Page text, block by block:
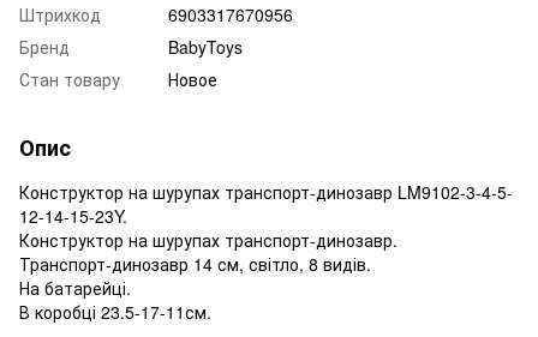
Штрихкод
6903317670956
Бренд
BabyToys
Стан товару
Новое
Опис
Конструктор на шурупах транспорт-динозавр LM9102-3-4-5-
12-14-15-23Y.
Конструктор на шурупах транспорт-динозавр.
Транспорт-динозавр 14 см, світло, 8 видів.
На батарейці.
В коробці 23.5-17-11см.